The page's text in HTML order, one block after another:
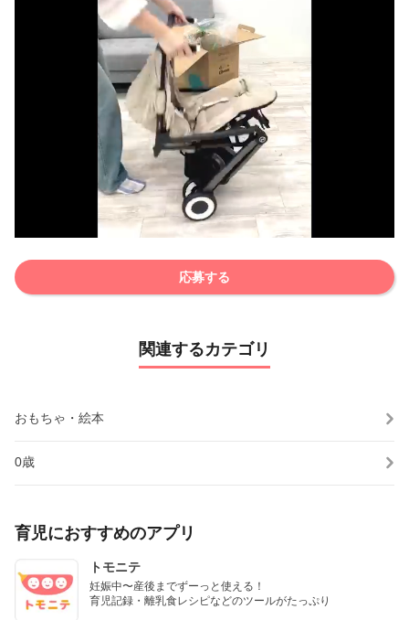
応募する
関連するカテゴリ
おもちゃ・絵本
0歳
育児におすすめのアプリ
トモニテ
妊娠中〜産後までずーっと使える！
育児記録・離乳食レシピなどのツールがたっぷり